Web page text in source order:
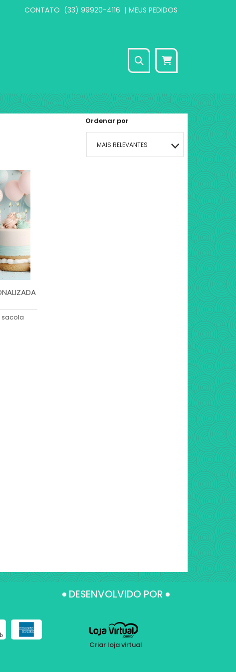
CONTATO (33) 99920-4116 | MEUS PEDIDOS
vazio
CONTINUAR COMPRANDO
Ordenar por
MAIS RELEVANTES
DESENVOLVIDO POR
Criar loja virtual